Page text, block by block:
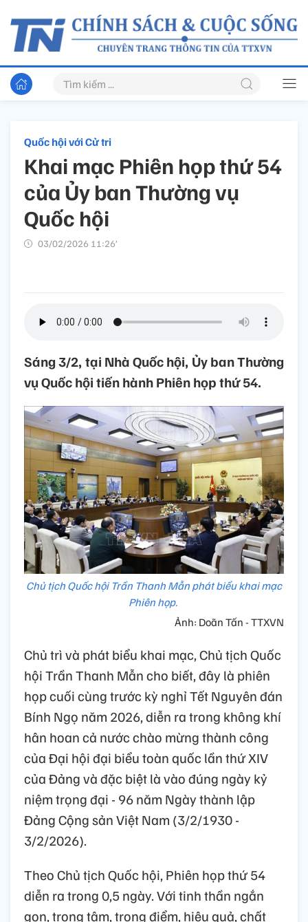
Quốc hội với Cử tri
Khai mạc Phiên họp thứ 54
của Ủy ban Thường vụ
Quốc hội
03/02/2026 11:26’
Sáng 3/2, tại Nhà Quốc hội, Ủy ban Thường
vụ Quốc hội tiến hành Phiên họp thứ 54.
Chủ tịch Quốc hội Trần Thanh Mẫn phát biểu khai mạc
Phiên họp.
Ảnh: Doãn Tấn - TTXVN
Chủ trì và phát biểu khai mạc, Chủ tịch Quốc
hội Trần Thanh Mẫn cho biết, đây là phiên
họp cuối cùng trước kỳ nghỉ Tết Nguyên đán
Bính Ngọ năm 2026, diễn ra trong không khí
hân hoan cả nước chào mừng thành công
của Đại hội đại biểu toàn quốc lần thứ XIV
của Đảng và đặc biệt là vào đúng ngày kỷ
niệm trọng đại - 96 năm Ngày thành lập
Đảng Cộng sản Việt Nam (3/2/1930 -
3/2/2026).
Theo Chủ tịch Quốc hội, Phiên họp thứ 54
diễn ra trong 0,5 ngày. Với tinh thần ngắn
gọn, trọng tâm, trọng điểm, hiệu quả, chất